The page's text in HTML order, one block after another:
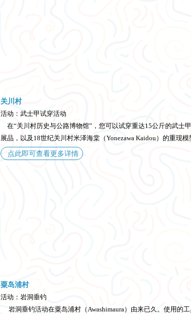
关川村
活动：武士甲试穿活动
在“关川村历史与公路博物馆”，您可以试穿重达15公斤的武士
展品，以及18世纪关川村米泽海棠（Yonezawa Kaidou）的重现模
点此即可查看更多详情
粟岛浦村
活动：岩洞垂钓
岩洞垂钓活动在粟岛浦村（Awashimaura）由来已久。使用的